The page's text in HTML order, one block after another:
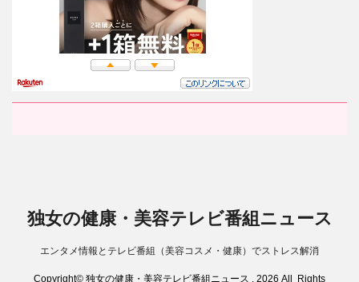
独女の健康・美容テレビ番組ニュース
エンタメ情報とテレビ番組（美容コスメ・健康）でストレス解消
Copyright© 独女の健康・美容テレビ番組ニュース , 2026 All Rights